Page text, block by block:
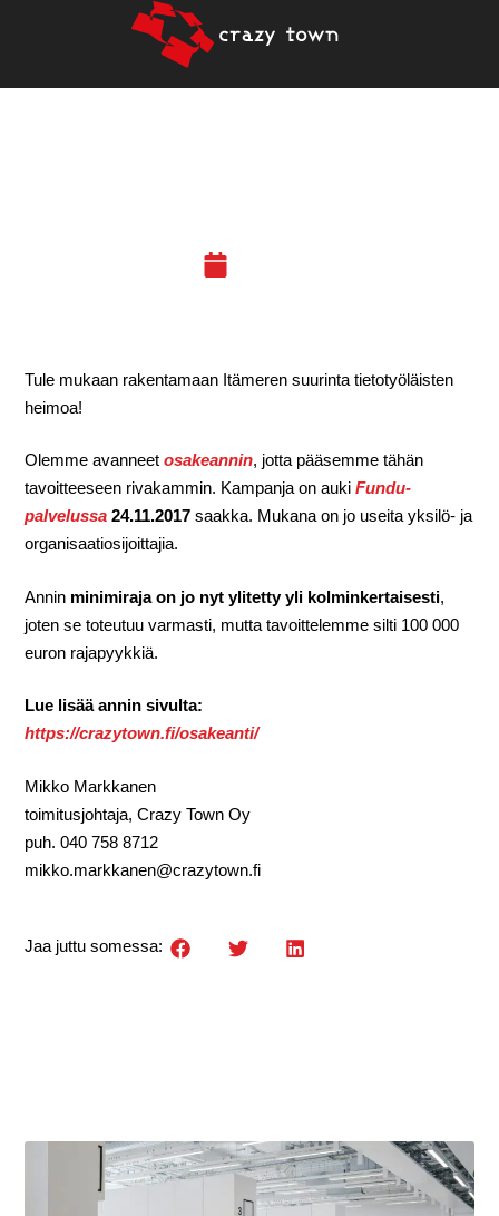
Tule mukaan rakentamaan Itämeren suurinta tietotyöläisten
heimoa!
Olemme avanneetosakeannin, jotta pääsemme tähän
tavoitteeseen rivakammin. Kampanja on aukiFundu-
palvelussa 24.11.2017 saakka. Mukana on jo useita yksilö- ja
organisaatiosijoittajia.
Annin minimiraja on jo nyt ylitetty yli kolminkertaisesti,
joten se toteutuu varmasti, mutta tavoittelemme silti 100 000
euron rajapyykkiä.
Lue lisää annin sivulta:
https://crazytown.fi/osakeanti/
Mikko Markkanen
toimitusjohtaja, Crazy Town Oy
puh. 040 758 8712
mikko.markkanen@crazytown.fi
Jaa juttu somessa: